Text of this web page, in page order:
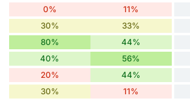
11%
0%
33%
30%
44%
80%
56%
40%
44%
20%
11%
30%